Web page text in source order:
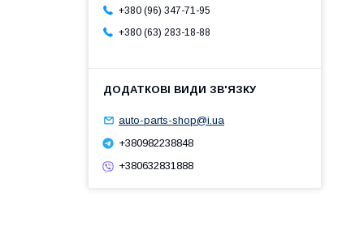
+380 (96) 347-71-95
+380 (63) 283-18-88
auto-parts-shop@i.ua
+380982238848
+380632831888